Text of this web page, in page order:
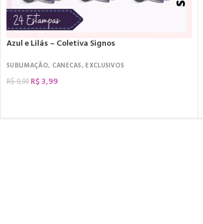
Azul e Lilás – Coletiva Signos
SUBLIMAÇÃO, CANECAS,EXCLUSIVOS
R$9,99 R$3,99